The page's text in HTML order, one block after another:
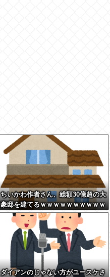
ちいかわ作者さん、総額30億超の大
豪邸を建てるｗｗｗｗｗｗｗｗｗｗ
ｗｗｗｗｗｗｗｗｗ
ダイアンのじゃない方がユースケさ